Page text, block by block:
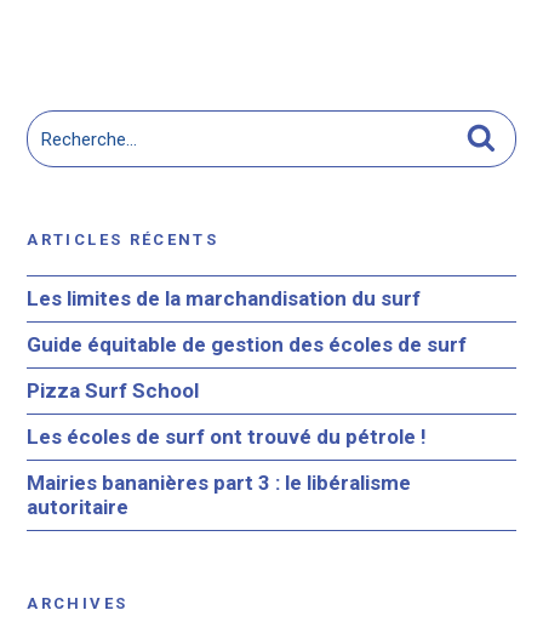
Recherche
pour
ARTICLES RÉCENTS
Les limites de la marchandisation du surf
Guide équitable de gestion des écoles de surf
Pizza Surf School
Les écoles de surf ont trouvé du pétrole !
Mairies bananières part 3 : le libéralisme
autoritaire
ARCHIVES